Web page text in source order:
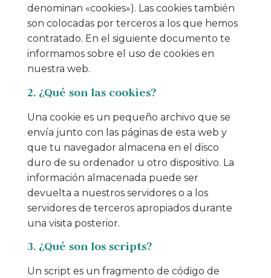
denominan «cookies»). Las cookies también
son colocadas por terceros a los que hemos
contratado. En el siguiente documento te
informamos sobre el uso de cookies en
nuestra web.
2. ¿Qué son las cookies?
Una cookie es un pequeño archivo que se
envía junto con las páginas de esta web y
que tu navegador almacena en el disco
duro de su ordenador u otro dispositivo. La
información almacenada puede ser
devuelta a nuestros servidores o a los
servidores de terceros apropiados durante
una visita posterior.
3. ¿Qué son los scripts?
Un script es un fragmento de código de